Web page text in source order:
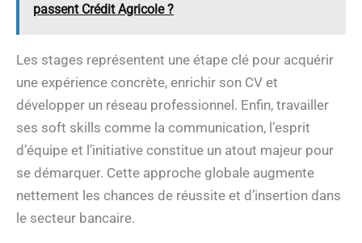
passent Crédit Agricole ?
Les stages représentent une étape clé pour acquérir
une expérience concrète, enrichir son CV et
développer un réseau professionnel. Enfin, travailler
ses soft skills comme la communication, l’esprit
d’équipe et l’initiative constitue un atout majeur pour
se démarquer. Cette approche globale augmente
nettement les chances de réussite et d’insertion dans
le secteur bancaire.